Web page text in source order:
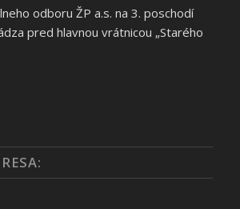
odboru ŽP a.s. na 3. poschodí
pred hlavnou vrátnicou „Starého